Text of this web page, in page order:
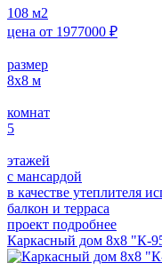
108 м2
цена от 1977000 ₽
размер
8х8 м
комнат
5
этажей
с мансардой
в качестве утеплителя
балкон и терраса
проект подробнее
Каркасный дом 8х8 "К-